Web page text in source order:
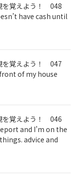
を覚えよう！ 048
have cash until
を覚えよう！ 047
of my house
を覚えよう！ 046
and I’m on the
advice and